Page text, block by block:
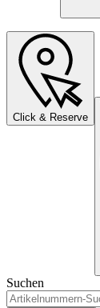
Click & Reserve
Suchen